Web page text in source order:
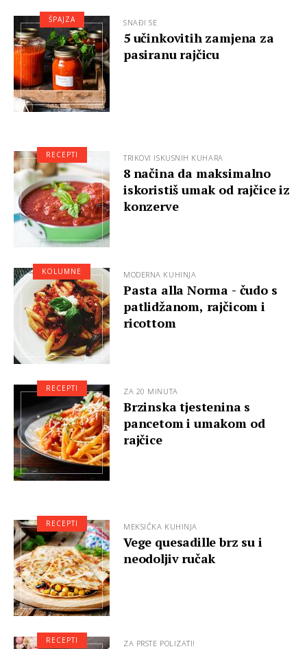
SNAĐI SE
5 učinkovitih zamjena za
pasiranu rajčicu
ŠPAJZA
TRIKOVI ISKUSNIH KUHARA
8 načina da maksimalno
iskoristiš umak od rajčice iz
konzerve
RECEPTI
MODERNA KUHINJA
Pasta alla Norma - čudo s
patlidžanom, rajčicom i
ricottom
KOLUMNE
ZA 20 MINUTA
Brzinska tjestenina s
pancetom i umakom od
rajčice
RECEPTI
MEKSIČKA KUHINJA
Vege quesadille brz su i
neodoljiv ručak
RECEPTI
ZA PRSTE POLIZATI!
RECEPTI